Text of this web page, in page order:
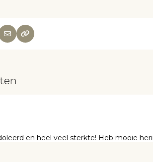
en heel veel sterkte! Heb mooie